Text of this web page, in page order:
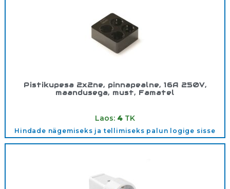
Pistikupesa 2x2ne, pinnapealne, 16A 250V,
maandusega, must, Famatel
Laos: 4 TK
Hindade nägemiseks ja tellimiseks palun logige sisse